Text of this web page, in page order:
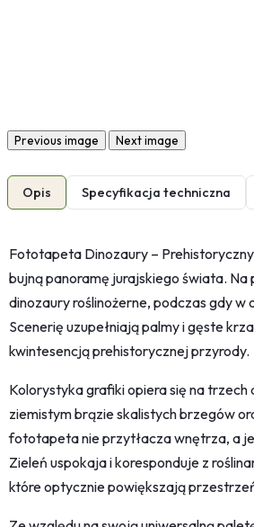
Previous image Next image
Opis Specyfikacja techniczna
Fototapeta Dinozaury –
bujną panoramę jurajskiego świata.
dinozaury roślinożerne, podczas gdy w
Scenerię uzupełniają palmy i gęste
kwintesencją prehistorycznej przyrody.
Kolorystyka grafiki opiera się na trzech
ziemistym brązie skalistych brzegów
fototapeta nie przytłacza wnętrza, a
Zieleń uspokaja i koresponduje z
które optycznie powiększają